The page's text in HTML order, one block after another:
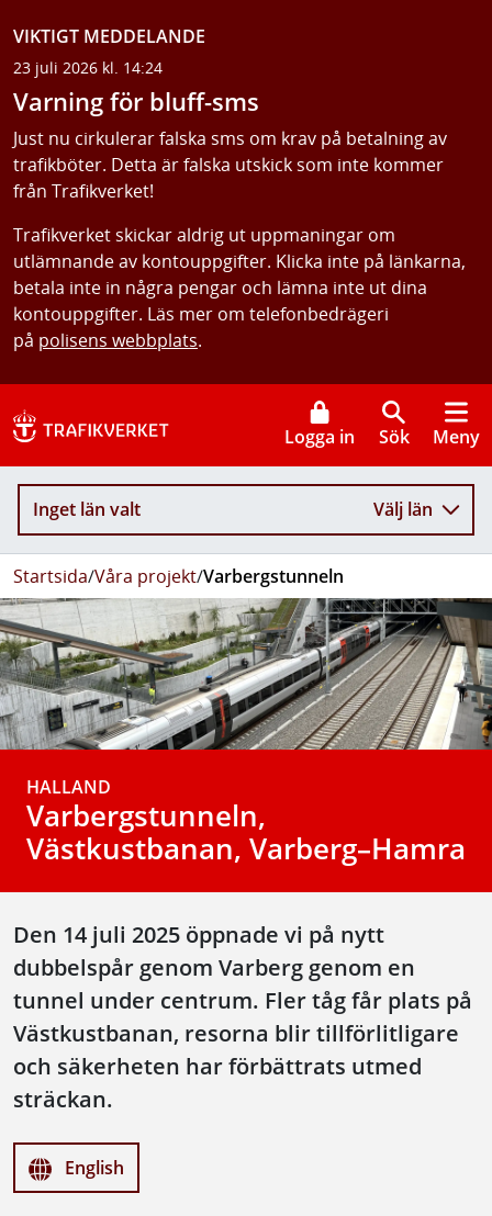
VIKTIGT MEDDELANDE
23 juli 2026 kl. 14:24
Varning för bluff-sms
Just nu cirkulerar falska sms om krav på betalning av
trafikböter. Detta är falska utskick som inte kommer
från Trafikverket!
Trafikverket skickar aldrig ut uppmaningar om
utlämnande av kontouppgifter. Klicka inte på länkarna,
betala inte in några pengar och lämna inte ut dina
kontouppgifter. Läs mer om telefonbedrägeri
på polisens webbplats.
Logga in Sök Meny
Inget län valt Välj län
Startsida/Våra projekt/Varbergstunneln
HALLAND
Varbergstunneln,
Västkustbanan, Varberg–Hamra
Den 14 juli 2025 öppnade vi på nytt
dubbelspår genom Varberg genom en
tunnel under centrum. Fler tåg får plats på
Västkustbanan, resorna blir tillförlitligare
och säkerheten har förbättrats utmed
sträckan.
English